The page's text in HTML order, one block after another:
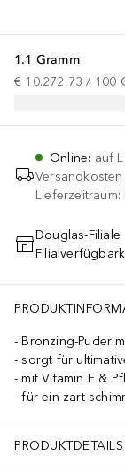
1.1 Gramm
€ 10.272,73 / 100
Online: auf
Versandkosten
Douglas-Filiale
Bronzing-Puder
sorgt für
mit Vitamin E &
für ein zart
PRODUKTDETAILS